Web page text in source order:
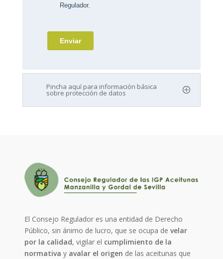
Pincha aquí para información básica
sobre protección de datos
El Consejo Regulador es una entidad de Derecho
Público, sin ánimo de lucro, que se ocupa develar
por la calidad, vigilar el cumplimiento de la
normativa y avalar el origen de las aceitunas que